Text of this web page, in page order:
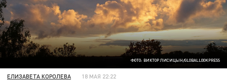
ФОТО: ВИКТОР ЛИСИЦЫН/GLOBALLOOKPRESS
ЕЛИЗАВЕТА КОРОЛЕВА 18 МАЯ 22:22